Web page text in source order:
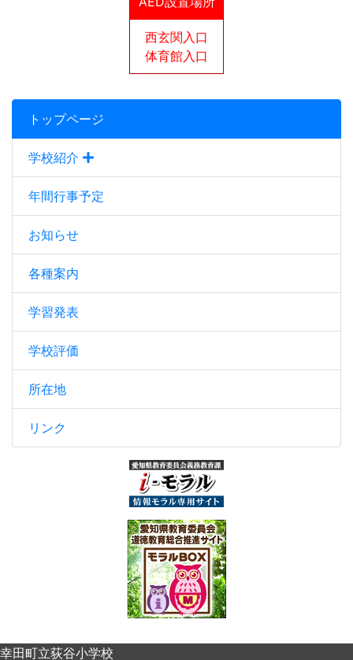
西玄関入口
体育館入口
トップページ
学校紹介
年間行事予定
お知らせ
各種案内
学習発表
学校評価
所在地
リンク
幸田町立荻谷小学校